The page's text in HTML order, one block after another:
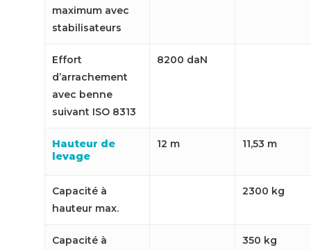
maximum avec
stabilisateurs
Effort
d’arrachement
avec benne
suivant ISO 8313
8200 daN
Hauteur de
levage
12 m 11,53 m
Capacité à
hauteur max.
2300 kg
Capacité à
350 kg